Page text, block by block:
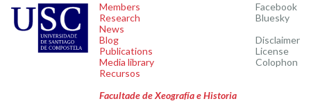
Members
Research
News
Blog
Publications
Media library
Recursos
Facebook
Bluesky
Disclaimer
License
Colophon
Facultade de Xeografía e Historia